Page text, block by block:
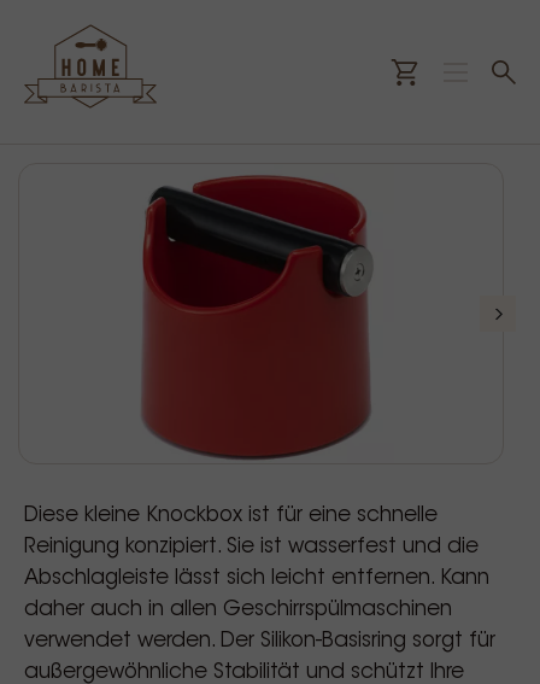
Diese kleine Knockbox ist für eine schnelle
Reinigung konzipiert. Sie ist wasserfest und die
Abschlagleiste lässt sich leicht entfernen. Kann
daher auch in allen Geschirrspülmaschinen
verwendet werden. Der Silikon-Basisring sorgt für
außergewöhnliche Stabilität und schützt Ihre